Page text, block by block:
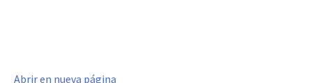
Abrir en nueva página